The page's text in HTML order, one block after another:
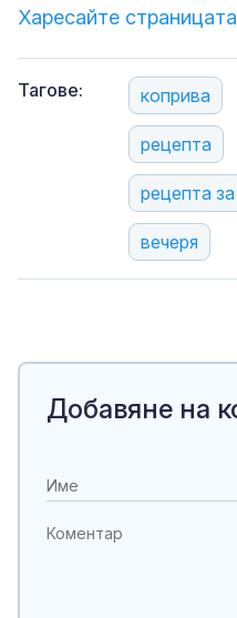
Харесайте
Тагове: коприва
рецепта
рецепта
вечеря
Добавяне на